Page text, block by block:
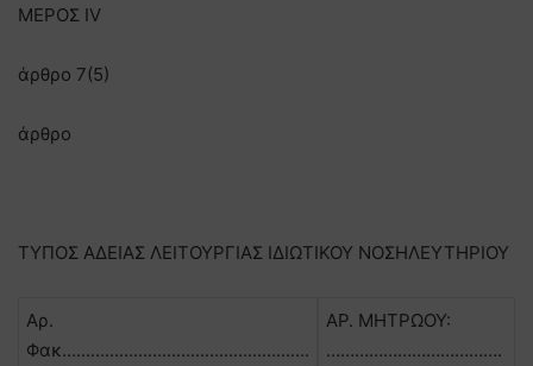
ΜΕΡΟΣ IV
άρθρο 7(5)
άρθρο
ΤΥΠΟΣ ΑΔΕΙΑΣ ΛΕΙΤΟΥΡΓΙΑΣ ΙΔΙΩΤΙΚΟΥ ΝΟΣΗΛΕΥΤΗΡΙΟΥ
Αρ.
Φακ…………………………………………….
ΑΡ. ΜΗΤΡΩΟΥ:
……………………………….